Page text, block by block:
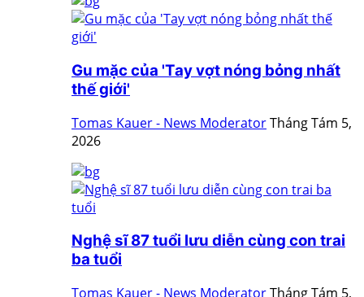
Gu mặc của 'Tay vợt nóng bỏng nhất
thế giới'
Tomas Kauer - News ModeratorTháng Tám 5,
2026
Nghệ sĩ 87 tuổi lưu diễn cùng con trai
ba tuổi
Tomas Kauer - News ModeratorTháng Tám 5,